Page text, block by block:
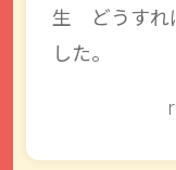
生 どうすれ
した。